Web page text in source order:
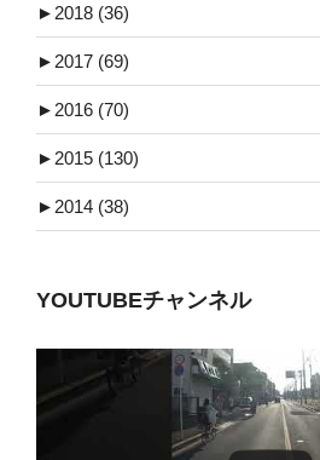
► 2018 (36)
► 2017 (69)
► 2016 (70)
► 2015 (130)
► 2014 (38)
YOUTUBEチャンネル